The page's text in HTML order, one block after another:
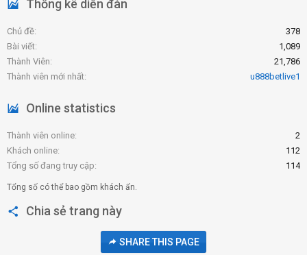
Thống kê diễn đàn
Chủ đề
378
Bài viết
1,089
Thành Viên
21,786
Thành viên mới nhất
u888betlive1
Online statistics
Thành viên online
2
Khách online
112
Tổng số đang truy cập
114
Tổng số có thể bao gồm khách ẩn.
Chia sẻ trang này
SHARE THIS PAGE